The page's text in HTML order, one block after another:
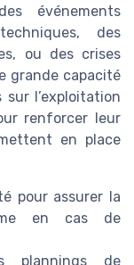
événements
des
ou des crises
grande capacité
l’exploitation
renforcer leur
en place
pour assurer la
en cas de
plannings de